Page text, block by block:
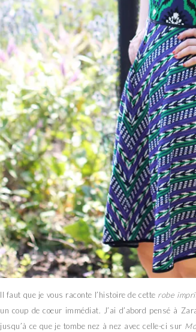
Il faut que je vous raconte l’histoire de cette robe
un coup de coeur immédiat. J’ai d’abord pensé à
jusqu’à ce que je tombe nez à nez avec celle-ci sur